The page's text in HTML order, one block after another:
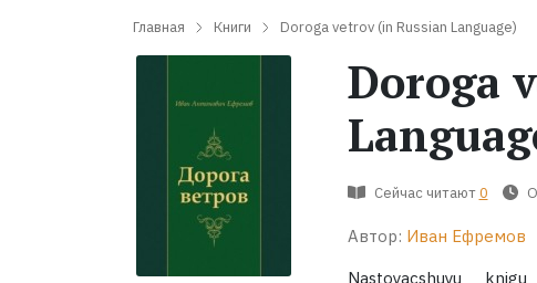
Главная Книги Doroga vetrov (in Russian Language)
Doroga
Сейчас читают 0
Автор: Иван Ефремов
Nastoyacshuyu